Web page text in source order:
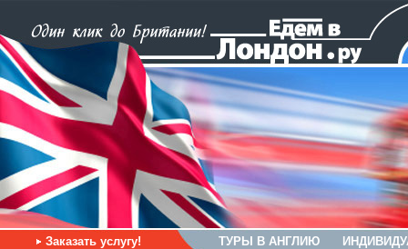
Заказать услугу! ТУРЫ В АНГЛИЮ